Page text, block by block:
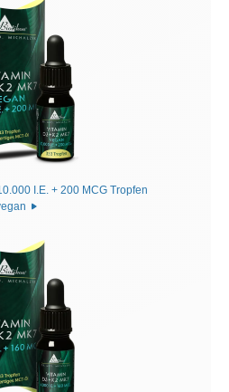
I.E. + 200 MCG Tropfen